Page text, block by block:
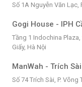
Số 1A Nguyễn Văn Lạc,
Gogi House - IPH
Tầng 1 Indochina Plaza,
Giấy, Hà Nội
ManWah - Trích Sài
Số 74 Trích Sài, P. Võng